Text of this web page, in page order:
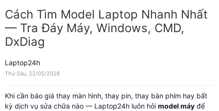
Cách Tìm Model Laptop Nhanh Nhất
— Tra Đáy Máy, Windows, CMD,
DxDiag
Laptop24h
Thứ Sáu, 22/05/2026
Khi cần báo giá thay màn hình, thay pin, thay bàn phím hay bất
kỳ dịch vụ sửa chữa nào — Laptop24h luôn hỏi model máy để